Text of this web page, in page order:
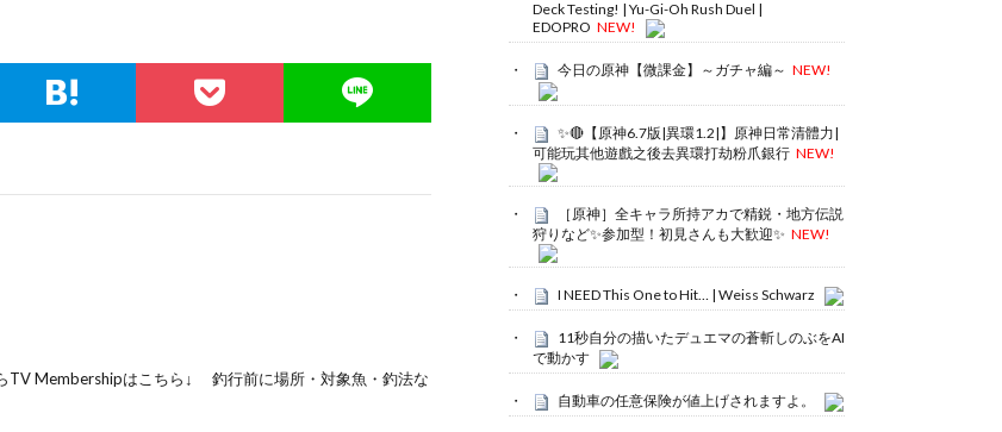
TV Membershipはこちら↓ 釣行前に場所・対象魚・釣法な
Deck Testing! | Yu-Gi-Oh Rush Duel |
EDOPRO NEW!
今日の原神【微課金】～ガチャ編～ NEW!
✨🔴【原神6.7版|異環1.2|】原神日常清體力|
可能玩其他遊戲之後去異環打劫粉爪銀行 NEW!
［原神］全キャラ所持アカで精鋭・地方伝説
狩りなど✨参加型！初見さんも大歓迎✨ NEW!
I NEED This One to Hit… | Weiss Schwarz
11秒自分の描いたデュエマの蒼斬しのぶをAI
で動かす
自動車の任意保険が値上げされますよ。